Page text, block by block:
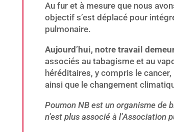
Au fur et à mesure que nous
objectif s’est déplacé pour
pulmonaire.
Aujourd’hui, notre travail
associés au tabagisme et au
héréditaires, y compris le
ainsi que le changement
Poumon NB est un organisme de
n’est plus associé à l’Association